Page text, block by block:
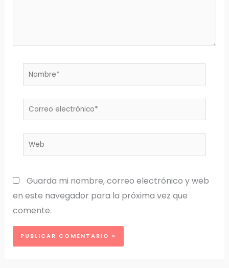
Nombre*
Correo
electrónico*
Web
Guarda mi nombre, correo electrónico y web
en este navegador para la próxima vez que
comente.